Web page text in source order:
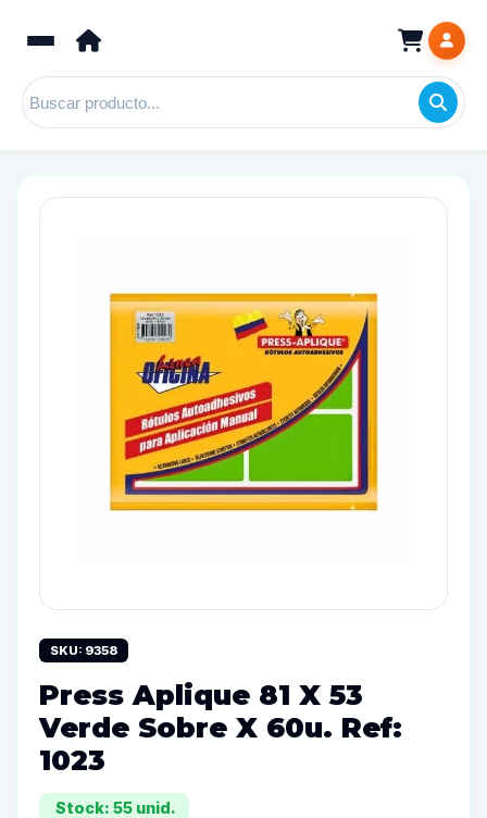
SKU: 9358
Press Aplique 81 X 53
Verde Sobre X 60u. Ref:
1023
Stock: 55 unid.